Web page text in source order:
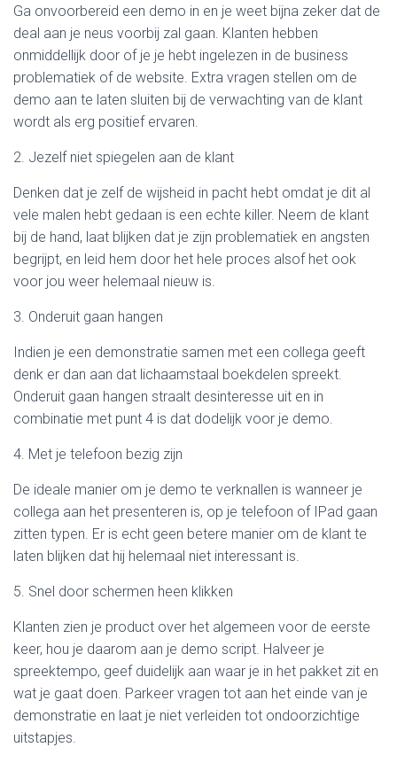
Ga onvoorbereid een demo in en je weet bijna zeker dat de
deal aan je neus voorbij zal gaan. Klanten hebben
onmiddellijk door of je je hebt ingelezen in de business
problematiek of de website. Extra vragen stellen om de
demo aan te laten sluiten bij de verwachting van de klant
wordt als erg positief ervaren.
2. Jezelf niet spiegelen aan de klant
Denken dat je zelf de wijsheid in pacht hebt omdat je dit al
vele malen hebt gedaan is een echte killer. Neem de klant
bij de hand, laat blijken dat je zijn problematiek en angsten
begrijpt, en leid hem door het hele proces alsof het ook
voor jou weer helemaal nieuw is.
3. Onderuit gaan hangen
Indien je een demonstratie samen met een collega geeft
denk er dan aan dat lichaamstaal boekdelen spreekt.
Onderuit gaan hangen straalt desinteresse uit en in
combinatie met punt 4 is dat dodelijk voor je demo.
4. Met je telefoon bezig zijn
De ideale manier om je demo te verknallen is wanneer je
collega aan het presenteren is, op je telefoon of IPad gaan
zitten typen. Er is echt geen betere manier om de klant te
laten blijken dat hij helemaal niet interessant is.
5. Snel door schermen heen klikken
Klanten zien je product over het algemeen voor de eerste
keer, hou je daarom aan je demo script. Halveer je
spreektempo, geef duidelijk aan waar je in het pakket zit en
wat je gaat doen. Parkeer vragen tot aan het einde van je
demonstratie en laat je niet verleiden tot ondoorzichtige
uitstapjes.